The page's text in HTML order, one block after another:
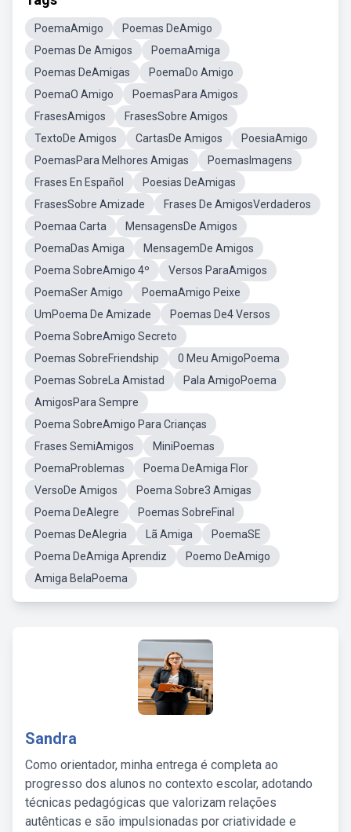
PoemaAmigo
Poemas DeAmigo
Poemas De Amigos
PoemaAmiga
Poemas DeAmigas
PoemaDo Amigo
PoemaO Amigo
PoemasPara Amigos
FrasesAmigos
FrasesSobre Amigos
TextoDe Amigos
CartasDe Amigos
PoesiaAmigo
PoemasPara Melhores Amigas
PoemasImagens
Frases En Español
Poesias DeAmigas
FrasesSobre Amizade
Frases De AmigosVerdaderos
Poemaa Carta
MensagensDe Amigos
PoemaDas Amiga
MensagemDe Amigos
Poema SobreAmigo 4º
Versos ParaAmigos
PoemaSer Amigo
PoemaAmigo Peixe
UmPoema De Amizade
Poemas De4 Versos
Poema SobreAmigo Secreto
Poemas SobreFriendship
0 Meu AmigoPoema
Poemas SobreLa Amistad
Pala AmigoPoema
AmigosPara Sempre
Poema SobreAmigo Para Crianças
Frases SemiAmigos
MiniPoemas
PoemaProblemas
Poema DeAmiga Flor
VersoDe Amigos
Poema Sobre3 Amigas
Poema DeAlegre
Poemas SobreFinal
Poemas DeAlegria
Lã Amiga
PoemaSE
Poema DeAmiga Aprendiz
Poemo DeAmigo
Amiga BelaPoema
Sandra
Como orientador, minha entrega é completa ao
progresso dos alunos no contexto escolar, adotando
técnicas pedagógicas que valorizam relações
autênticas e são impulsionadas por criatividade e